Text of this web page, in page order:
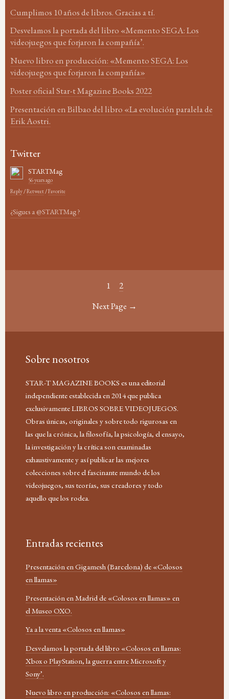
Cumplimos 10 años de libros. Gracias a tí.
Desvelamos la portada del libro «Memento SEGA: Los
videojuegos que forjaron la compañía’.
Nuevo libro en producción: «Memento SEGA: Los
videojuegos que forjaron la compañía»
Poster oficial Star-t Magazine Books 2022
Presentación en Bilbao del libro «La evolución paralela de
Erik Aostri.
Twitter
STARTMag
56 years ago
Reply/Retweet/Favorite
¿Sigues a @STARTMag ?
1
2
Next Page →
Sobre nosotros
STAR-T MAGAZINE BOOKS es una editorial
independiente establecida en 2014 que publica
exclusivamente LIBROS SOBRE VIDEOJUEGOS.
Obras únicas, originales y sobre todo rigurosas en
las que la crónica, la filosofía, la psicología, el ensayo,
la investigación y la crítica son examinadas
exhaustivamente y así publicar las mejores
colecciones sobre el fascinante mundo de los
videojuegos, sus teorías, sus creadores y todo
aquello que los rodea.
Entradas recientes
Presentación en Gigamesh (Barcelona) de «Colosos
en llamas»
Presentación en Madrid de «Colosos en llamas» en
el Museo OXO.
Ya a la venta «Colosos en llamas»
Desvelamos la portada del libro «Colosos en llamas:
Xbox o PlayStation, la guerra entre Microsoft y
Sony’.
Nuevo libro en producción: «Colosos en llamas: